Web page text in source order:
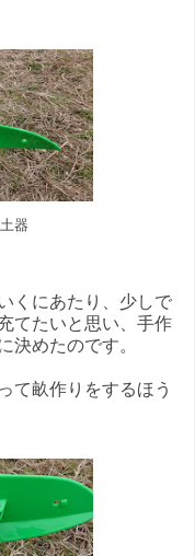
器
くにあたり、少しで
てたいと思い、手作
決めたのです。
て畝作りをするほう